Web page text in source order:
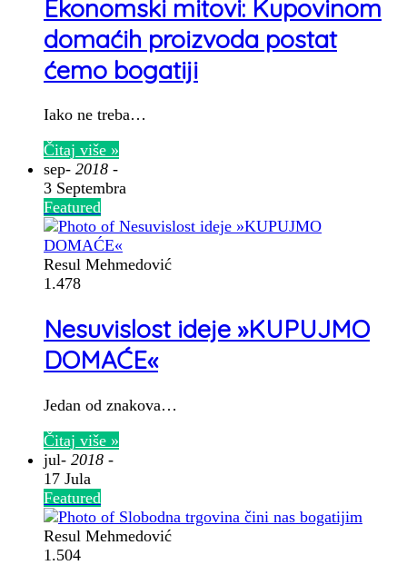
Ekonomski mitovi: Kupovinom
domaćih proizvoda postat
ćemo bogatiji
Iako ne treba…
Čitaj više »
sep- 2018 -
3 Septembra
Featured
Resul Mehmedović
1.478
Nesuvislost ideje »KUPUJMO
DOMAĆE«
Jedan od znakova…
Čitaj više »
jul- 2018 -
17 Jula
Featured
Resul Mehmedović
1.504